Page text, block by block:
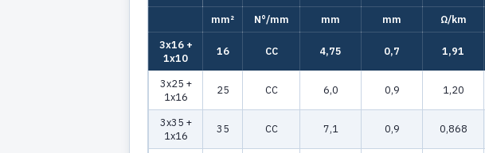
mm² N°/mm mm mm Ω/km
3x16 +
1x10
16 CC 4,75 0,7 1,91
3x25 +
1x16
25 CC 6,0 0,9 1,20
3x35 +
1x16
35 CC 7,1 0,9 0,868